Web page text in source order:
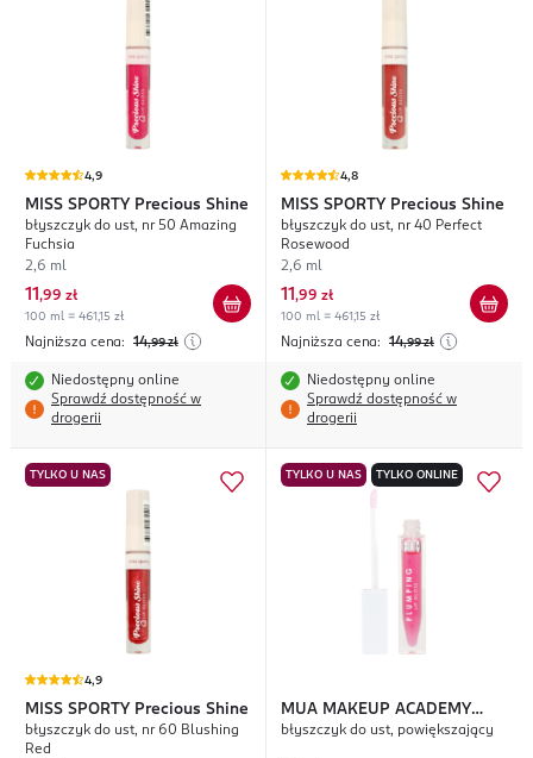
4,9
MISS SPORTY Precious Shine
błyszczyk do ust, nr 50 Amazing
Fuchsia
2,6 ml
11 ,99 zł
100 ml = 461,15 zł
Najniższa cena: 14,99 zł
Niedostępny online
Sprawdź dostępność w
drogerii
4,8
MISS SPORTY Precious Shine
błyszczyk do ust, nr 40 Perfect
Rosewood
2,6 ml
11 ,99 zł
100 ml = 461,15 zł
Najniższa cena: 14,99 zł
Niedostępny online
Sprawdź dostępność w
drogerii
TYLKO U NAS
4,9
MISS SPORTY Precious Shine
błyszczyk do ust, nr 60 Blushing
Red
TYLKO U NAS TYLKO ONLINE
MUA MAKEUP ACADEMY
Plumping
błyszczyk do ust, powiększający